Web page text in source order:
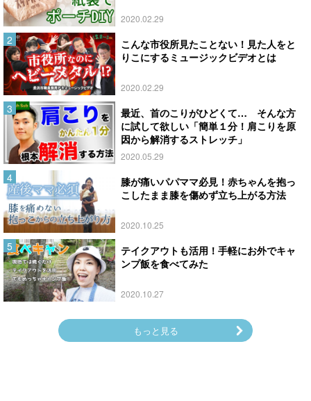
2020.02.29
こんな市役所見たことない！見た人をと
りこにするミュージックビデオとは
2020.02.29
最近、首のこりがひどくて… そんな方
に試して欲しい「簡単１分！肩こりを原
因から解消するストレッチ」
2020.05.29
膝が痛いパパママ必見！赤ちゃんを抱っ
こしたまま膝を傷めず立ち上がる方法
2020.10.25
テイクアウトも活用！手軽にお外でキャ
ンプ飯を食べてみた
2020.10.27
もっと見る